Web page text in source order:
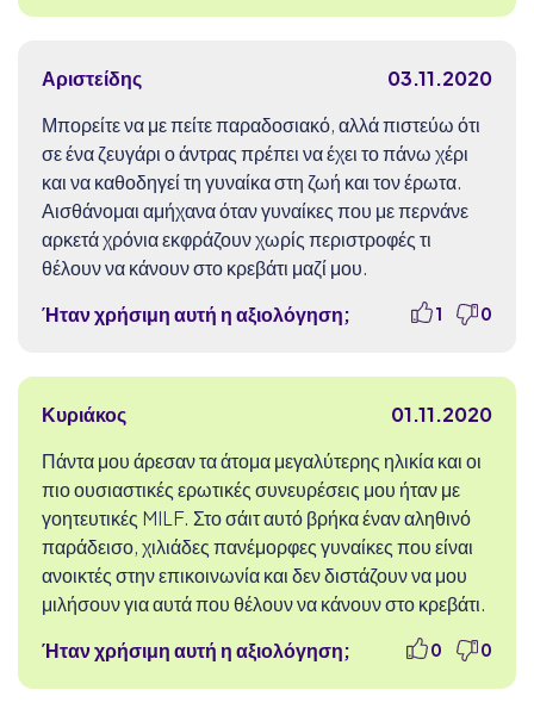
Αριστείδης
03.11.2020
Μπορείτε να με πείτε παραδοσιακό, αλλά πιστεύω ότι
σε ένα ζευγάρι ο άντρας πρέπει να έχει το πάνω χέρι
και να καθοδηγεί τη γυναίκα στη ζωή και τον έρωτα.
Αισθάνομαι αμήχανα όταν γυναίκες που με περνάνε
αρκετά χρόνια εκφράζουν χωρίς περιστροφές τι
θέλουν να κάνουν στο κρεβάτι μαζί μου.
Ήταν χρήσιμη αυτή η αξιολόγηση;
1 0
Κυριάκος
01.11.2020
Πάντα μου άρεσαν τα άτομα μεγαλύτερης ηλικία και οι
πιο ουσιαστικές ερωτικές συνευρέσεις μου ήταν με
γοητευτικές MILF. Στο σάιτ αυτό βρήκα έναν αληθινό
παράδεισο, χιλιάδες πανέμορφες γυναίκες που είναι
ανοικτές στην επικοινωνία και δεν διστάζουν να μου
μιλήσουν για αυτά που θέλουν να κάνουν στο κρεβάτι.
Ήταν χρήσιμη αυτή η αξιολόγηση;
0 0